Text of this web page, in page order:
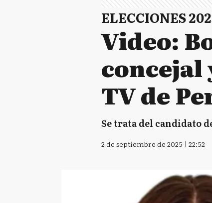
ELECCIONES
Video:
concejal
TV de
Se trata del candidato
2 de septiembre de 2025 | 22:52